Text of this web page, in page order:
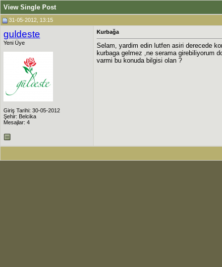
View Single Post
31-05-2012, 13:15
guldeste
Yeni Üye
Giriş Tarihi: 30-05-2012
Şehir: Belcika
Mesajlar: 4
Kurbağa
Selam, yardim edin lutfen asiri derecede
kurbaga gelmez ,ne serama girebiliyorum
varmi bu konuda bilgisi olan ?